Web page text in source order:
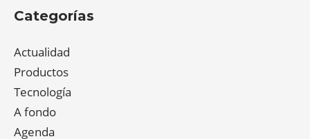
Categorías
Actualidad
Productos
Tecnología
A fondo
Agenda